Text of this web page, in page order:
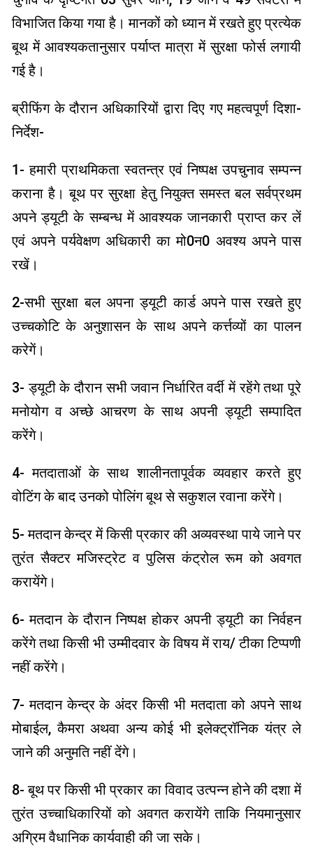
विभाजित किया गया है। मानकों को ध्यान में रखते हुए प्रत्येक
बूथ में आवश्यकतानुसार पर्याप्त मात्रा में सुरक्षा फोर्स लगायी
गई है।
ब्रीफिंग के दौरान अधिकारियों द्वारा दिए गए महत्वपूर्ण दिशा-
निर्देश-
1- हमारी प्राथमिकता स्वतन्त्र एवं निष्पक्ष उपचुनाव सम्पन्न
कराना है। बूथ पर सुरक्षा हेतु नियुक्त समस्त बल सर्वप्रथम
अपने ड्यूटी के सम्बन्ध में आवश्यक जानकारी प्राप्त कर लें
एवं अपने पर्यवेक्षण अधिकारी का मो0न0 अवश्य अपने पास
रखें।
2-सभी सुरक्षा बल अपना ड्यूटी कार्ड अपने पास रखते हुए
उच्चकोटि के अनुशासन के साथ अपने कर्त्तव्यों का पालन
करेगें।
3- ड्यूटी के दौरान सभी जवान निर्धारित वर्दी में रहेंगे तथा पूरे
मनोयोग व अच्छे आचरण के साथ अपनी ड्यूटी सम्पादित
करेंगे।
4- मतदाताओं के साथ शालीनतापूर्वक व्यवहार करते हुए
वोटिंग के बाद उनको पोलिंग बूथ से सकुशल रवाना करेंगे।
5- मतदान केन्द्र में किसी प्रकार की अव्यवस्था पाये जाने पर
तुरंत सैक्टर मजिस्ट्रेट व पुलिस कंट्रोल रूम को अवगत
करायेंगे।
6- मतदान के दौरान निष्पक्ष होकर अपनी ड्यूटी का निर्वहन
करेंगे तथा किसी भी उम्मीदवार के विषय में राय/ टीका टिप्पणी
नहीं करेंगे।
7- मतदान केन्द्र के अंदर किसी भी मतदाता को अपने साथ
मोबाईल, कैमरा अथवा अन्य कोई भी इलेक्ट्रॉनिक यंत्र ले
जाने की अनुमति नहीं देंगे।
8- बूथ पर किसी भी प्रकार का विवाद उत्पन्न होने की दशा में
तुरंत उच्चाधिकारियों को अवगत करायेंगे ताकि नियमानुसार
अग्रिम वैधानिक कार्यवाही की जा सके।